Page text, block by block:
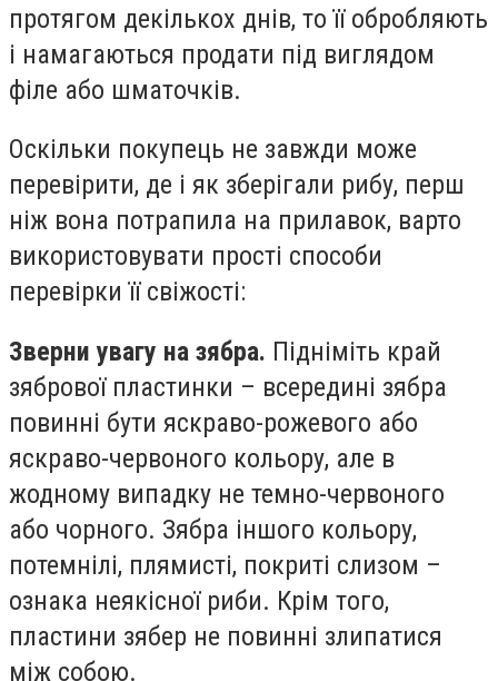
протягом декількох днів, то її обробляють
і намагаються продати під виглядом
філе або шматочків.
Оскільки покупець не завжди може
перевірити, де і як зберігали рибу, перш
ніж вона потрапила на прилавок, варто
використовувати прості способи
перевірки її свіжості:
Зверни увагу на зябра. Підніміть край
зябрової пластинки – всередині зябра
повинні бути яскраво-рожевого або
яскраво-червоного кольору, але в
жодному випадку не темно-червоного
або чорного. Зябра іншого кольору,
потемнілі, плямисті, покриті слизом –
ознака неякісної риби. Крім того,
пластини зябер не повинні злипатися
між собою.